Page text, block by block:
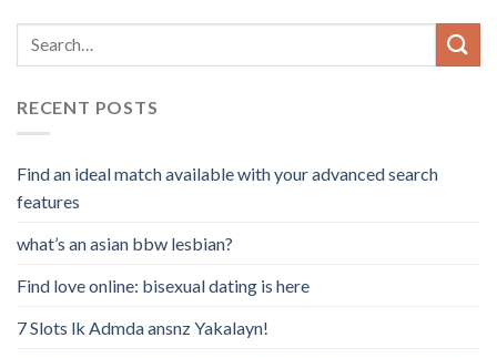
RECENT POSTS
Find an ideal match available with your advanced search
features
what’s an asian bbw lesbian?
Find love online: bisexual dating is here
7 Slots lk Admda ansnz Yakalayn!